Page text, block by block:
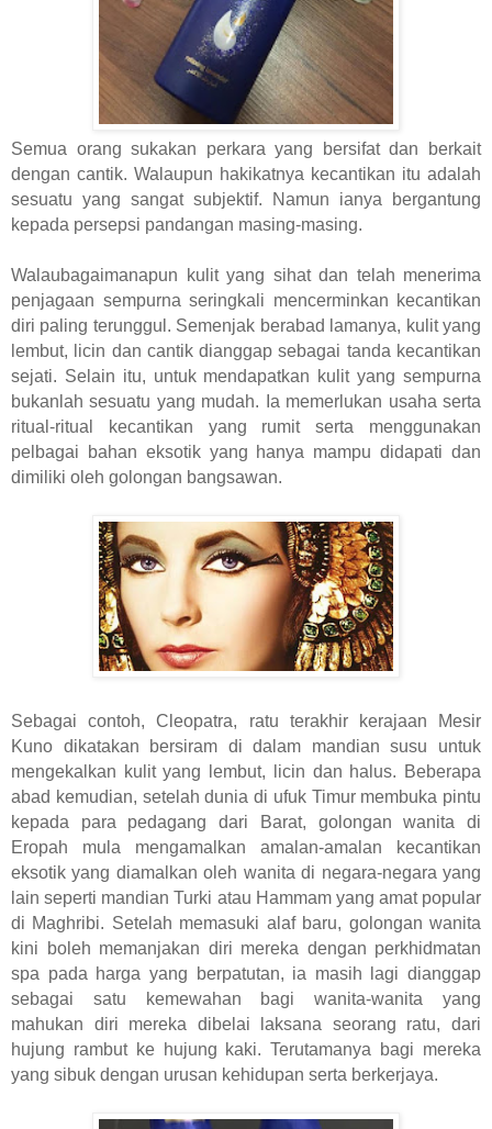
Semua orang sukakan perkara yang bersifat dan berkait
dengan cantik. Walaupun hakikatnya kecantikan itu adalah
sesuatu yang sangat subjektif. Namun ianya bergantung
kepada persepsi pandangan masing-masing.
Walaubagaimanapun kulit yang sihat dan telah menerima
penjagaan sempurna seringkali mencerminkan kecantikan
diri paling terunggul. Semenjak berabad lamanya, kulit yang
lembut, licin dan cantik dianggap sebagai tanda kecantikan
sejati. Selain itu, untuk mendapatkan kulit yang sempurna
bukanlah sesuatu yang mudah. Ia memerlukan usaha serta
ritual-ritual kecantikan yang rumit serta menggunakan
pelbagai bahan eksotik yang hanya mampu didapati dan
dimiliki oleh golongan bangsawan.
Sebagai contoh, Cleopatra, ratu terakhir kerajaan Mesir
Kuno dikatakan bersiram di dalam mandian susu untuk
mengekalkan kulit yang lembut, licin dan halus. Beberapa
abad kemudian, setelah dunia di ufuk Timur membuka pintu
kepada para pedagang dari Barat, golongan wanita di
Eropah mula mengamalkan amalan-amalan kecantikan
eksotik yang diamalkan oleh wanita di negara-negara yang
lain seperti mandian Turki atau Hammam yang amat popular
di Maghribi. Setelah memasuki alaf baru, golongan wanita
kini boleh memanjakan diri mereka dengan perkhidmatan
spa pada harga yang berpatutan, ia masih lagi dianggap
sebagai satu kemewahan bagi wanita-wanita yang
mahukan diri mereka dibelai laksana seorang ratu, dari
hujung rambut ke hujung kaki. Terutamanya bagi mereka
yang sibuk dengan urusan kehidupan serta berkerjaya.